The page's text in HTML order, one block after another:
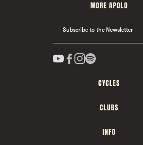
MORE APOLO
Subscribe to the Newsletter
CYCLES
CLUBS
INFO